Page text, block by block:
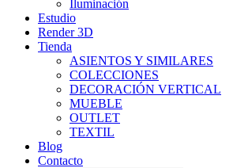
Iluminación
Estudio
Render 3D
Tienda
ASIENTOS Y SIMILARES
COLECCIONES
DECORACIÓN VERTICAL
MUEBLE
OUTLET
TEXTIL
Blog
Contacto